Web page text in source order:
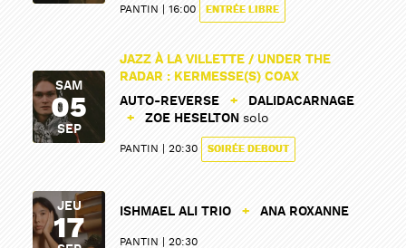
PANTIN 16:00 ENTRÉE LIBRE
SAM
05
SEP
JAZZ À LA VILLETTE / UNDER THE
RADAR : KERMESSE(S) COAX
AUTO-REVERSE
+
DALIDACARNAGE
+
ZOE HESELTON solo
PANTIN 20:30 SOIRÉE DEBOUT
JEU
17 ISHMAEL ALI TRIO + ANA ROXANNE
PANTIN 20:30